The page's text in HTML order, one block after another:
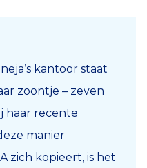
kantoor staat
zoontje – zeven
haar recente
manier
zich kopieert, is het